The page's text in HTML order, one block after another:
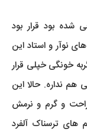
شده بود قرار بود
نوآر و استاد این
خونگی خپلی قرار
نداره. حالا این
و گرم و نرمش
ترسناک آلفرد